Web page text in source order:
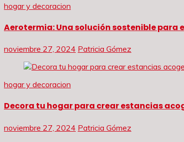
hogar y decoracion
Aerotermia: Una solución sostenible para
noviembre 27, 2024 Patricia Gómez
hogar y decoracion
Decora tu hogar para crear estancias
noviembre 27, 2024 Patricia Gómez